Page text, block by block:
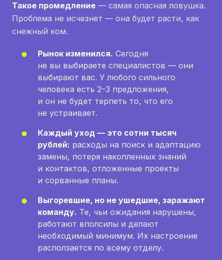
Такое промедление — самая опасная ловушка.
Проблема не исчезнет — она будет расти, как
снежный ком.
Рынок изменился. Сегодня
не вы выбираете специалистов — они
выбирают вас. У любого сильного
человека есть 2–3 предложения,
и он не будет терпеть то, что его
не устраивает.
Каждый уход — это сотни тысяч
рублей: расходы на поиск и адаптацию
замены, потеря накопленных знаний
и контактов, отложенные проекты
и сорванные планы.
Выгоревшие, но не ушедшие, заражают
команду. Те, чьи ожидания нарушены,
работают вполсилы и делают
необходимый минимум. Их настроение
расползается по всему отделу.